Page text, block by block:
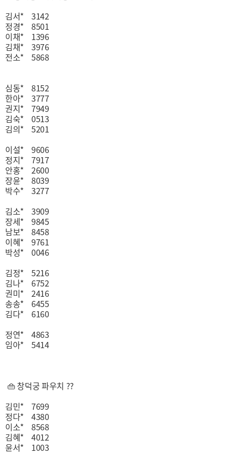
김서* 3142
정경* 8501
이채* 1396
김채* 3976
전소* 5868
심동* 8152
한아* 3777
권지* 7949
김숙* 0513
김의* 5201
이설* 9606
정지* 7917
안홍* 2600
장윤* 8039
박수* 3277
김소* 3909
장세* 9845
남보* 8458
이혜* 9761
박성* 0046
김정* 5216
김나* 6752
권미* 2416
송송* 6455
김다* 6160
정연* 4863
임아* 5414
👜 창덕궁 파우치 ??
김민* 7699
정다* 4380
이소* 8568
김혜* 4012
윤서* 1003